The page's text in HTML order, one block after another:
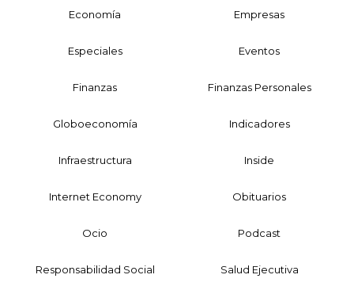
Economía Empresas
Especiales Eventos
Finanzas Finanzas Personales
Globoeconomía Indicadores
Infraestructura Inside
Internet Economy Obituarios
Ocio Podcast
Responsabilidad Social Salud Ejecutiva